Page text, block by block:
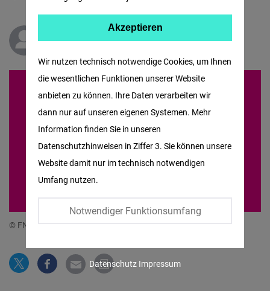
Edita Barać-Savić
© FNF
Wir nutzen technisch notwendige Cookies, um Ihnen
die wesentlichen Funktionen unserer Website
anbieten zu können. Ihre Daten verarbeiten wir
dann nur auf unseren eigenen Systemen. Mehr
Information finden Sie in unseren
Datenschutzhinweisen in Ziffer 3. Sie können unsere
Website damit nur im technisch notwendigen
Umfang nutzen.
Notwendiger Funktionsumfang
Facebook
Embed
Twitter
Embed
Instagram
Embed
Akzeptieren
Datenschutz Impressum